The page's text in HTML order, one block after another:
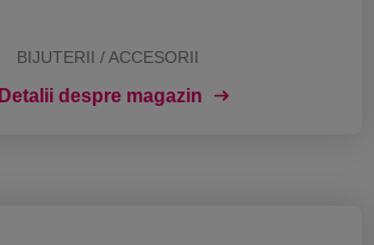
BIJUTERII / ACCESORII
Detalii despre magazin